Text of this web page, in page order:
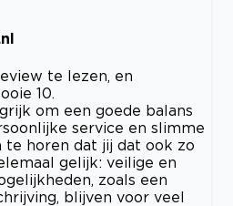
te lezen, en
10.
om een goede balans
service en slimme
te horen dat jij dat ook zo
gelijk: veilige en
zoals een
blijven voor veel